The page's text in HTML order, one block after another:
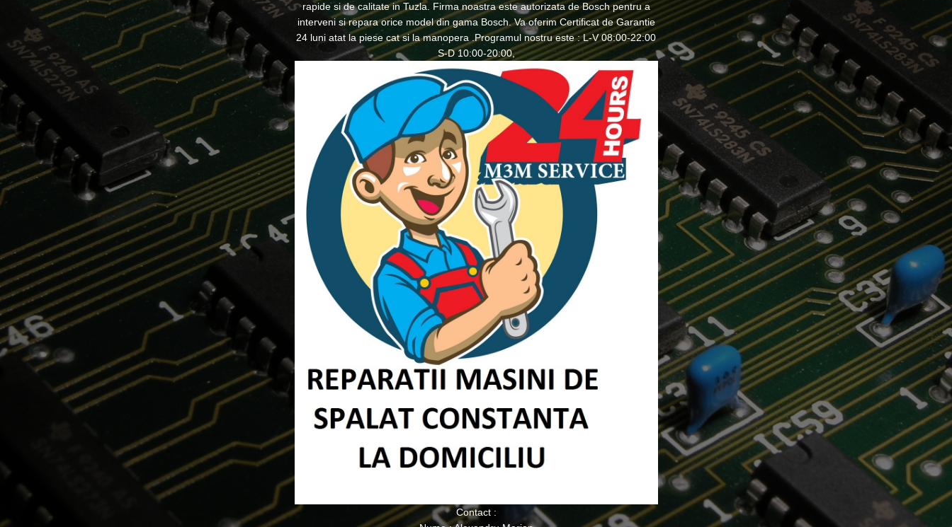
rapide si de calitate in Tuzla. Firma noastra este autorizata de Bosch pentru a
interveni si repara orice model din gama Bosch. Va oferim Certificat de Garantie
24 luni atat la piese cat si la manopera .Programul nostru este : L-V 08:00-22:00
S-D 10:00-20:00,
Contact :